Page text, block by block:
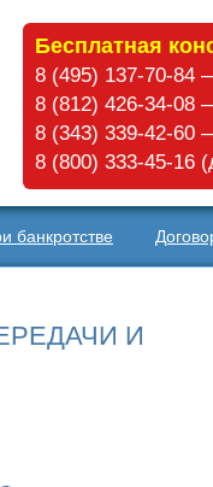
банкротстве
Бесплатная
8 (495) 137-70-84
8 (812) 426-34-08
8 (343) 339-42-60
8 (800) 333-45-16
И